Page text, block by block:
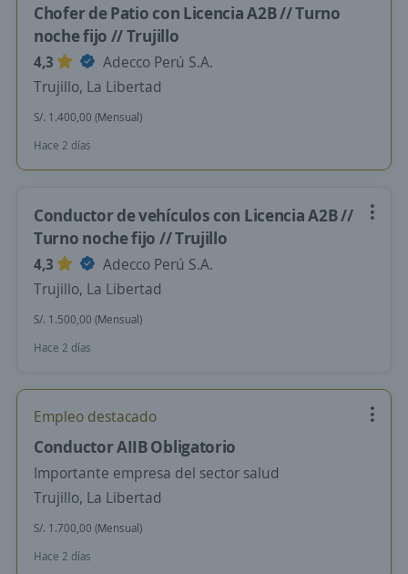
Chofer de Patio con Licencia A2B // Turno
noche fijo // Trujillo
4,3
Adecco Perú S.A.
Trujillo, La Libertad
S/. 1.400,00 (Mensual)
Hace 2 días
Conductor de vehículos con Licencia A2B //
Turno noche fijo // Trujillo
4,3
Adecco Perú S.A.
Trujillo, La Libertad
S/. 1.500,00 (Mensual)
Hace 2 días
Empleo destacado
Conductor AIIB Obligatorio
Importante empresa del sector salud
Trujillo, La Libertad
S/. 1.700,00 (Mensual)
Hace 2 días